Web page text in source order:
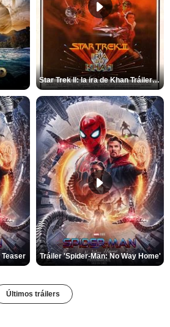
Star Trek II: la ira de Khan Tráiler VO
Teaser Tráiler 'Spider-Man: No Way Home'
Últimos tráilers